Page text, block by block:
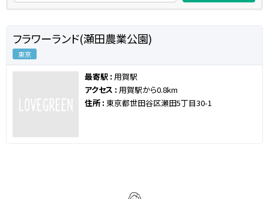
フラワーランド(瀬田農業公園)
東京
最寄駅 : 用賀駅
アクセス : 用賀駅から0.8km
住所 : 東京都世田谷区瀬田5丁目30-1